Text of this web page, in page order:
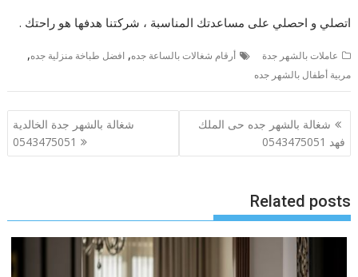
اتصلي و احصلي على مساعدتك المناسبة ، شركتنا هدفها هو راحتك .
عاملات بالشهر جدة أرقام شغالات بالساعة جده,افضل طباخة منزلية جده,
مربية أطفال بالشهر جده
تصفّح
المقالات
شغالة بالشهر جده حى الملك
فهد 0543475051
شغالة بالشهر جدة الخالدية
0543475051
Related posts